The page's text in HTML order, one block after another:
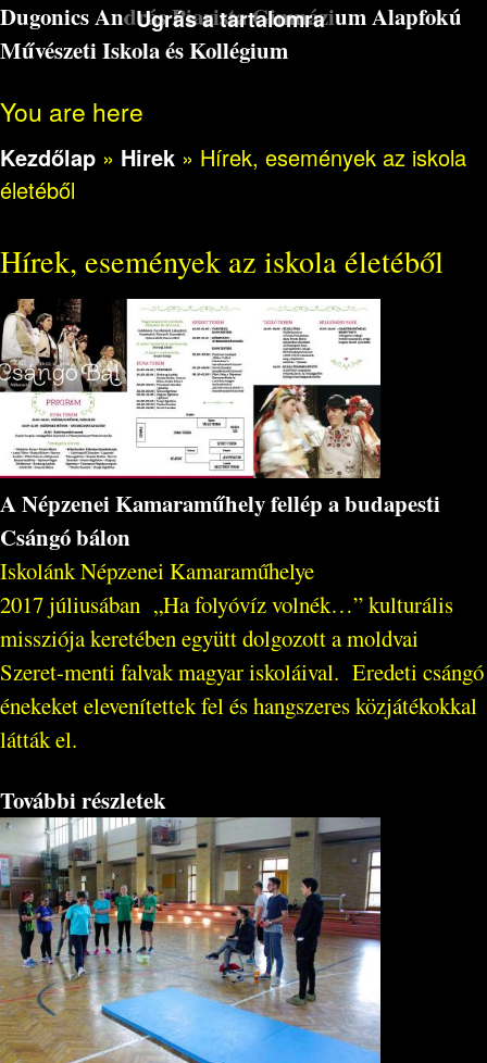
Ugrás a tartalomra
Dugonics András Piarista Gimnázium Alapfokú
Művészeti Iskola és Kollégium
You are here
Kezdőlap » Hirek » Hírek, események az iskola
életéből
Hírek, események az iskola életéből
A Népzenei Kamaraműhely fellép a budapesti
Csángó bálon
Iskolánk Népzenei Kamaraműhelye
2017 júliusában „Ha folyóvíz volnék…” kulturális
missziója keretében együtt dolgozott a moldvai
Szeret-menti falvak magyar iskoláival. Eredeti csángó
énekeket elevenítettek fel és hangszeres közjátékokkal
látták el.
További részletek